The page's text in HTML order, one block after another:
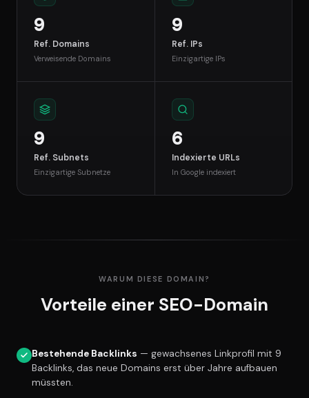
9
Ref. Domains
Verweisende Domains
9
Ref. IPs
Einzigartige IPs
9
Ref. Subnets
Einzigartige Subnetze
6
Indexierte URLs
In Google indexiert
WARUM DIESE DOMAIN?
Vorteile einer SEO-Domain
Bestehende Backlinks — gewachsenes Linkprofil mit 9
Backlinks, das neue Domains erst über Jahre aufbauen
müssten.